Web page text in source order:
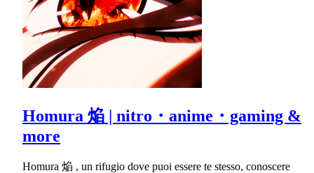
Homura 焔 | nitro・anime・gaming &
more
Homura 焔 , un rifugio dove puoi essere te stesso, conoscere